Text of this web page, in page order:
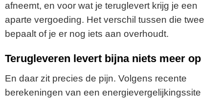
afneemt, en voor wat je teruglevert krijg je een
aparte vergoeding. Het verschil tussen die twee
bepaalt of je er nog iets aan overhoudt.
Terugleveren levert bijna niets meer op
En daar zit precies de pijn. Volgens recente
berekeningen van een energievergelijkingssite